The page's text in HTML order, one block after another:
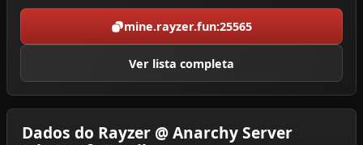
mine.rayzer.fun:25565
Ver lista completa
Dados do Rayzer @ Anarchy Server